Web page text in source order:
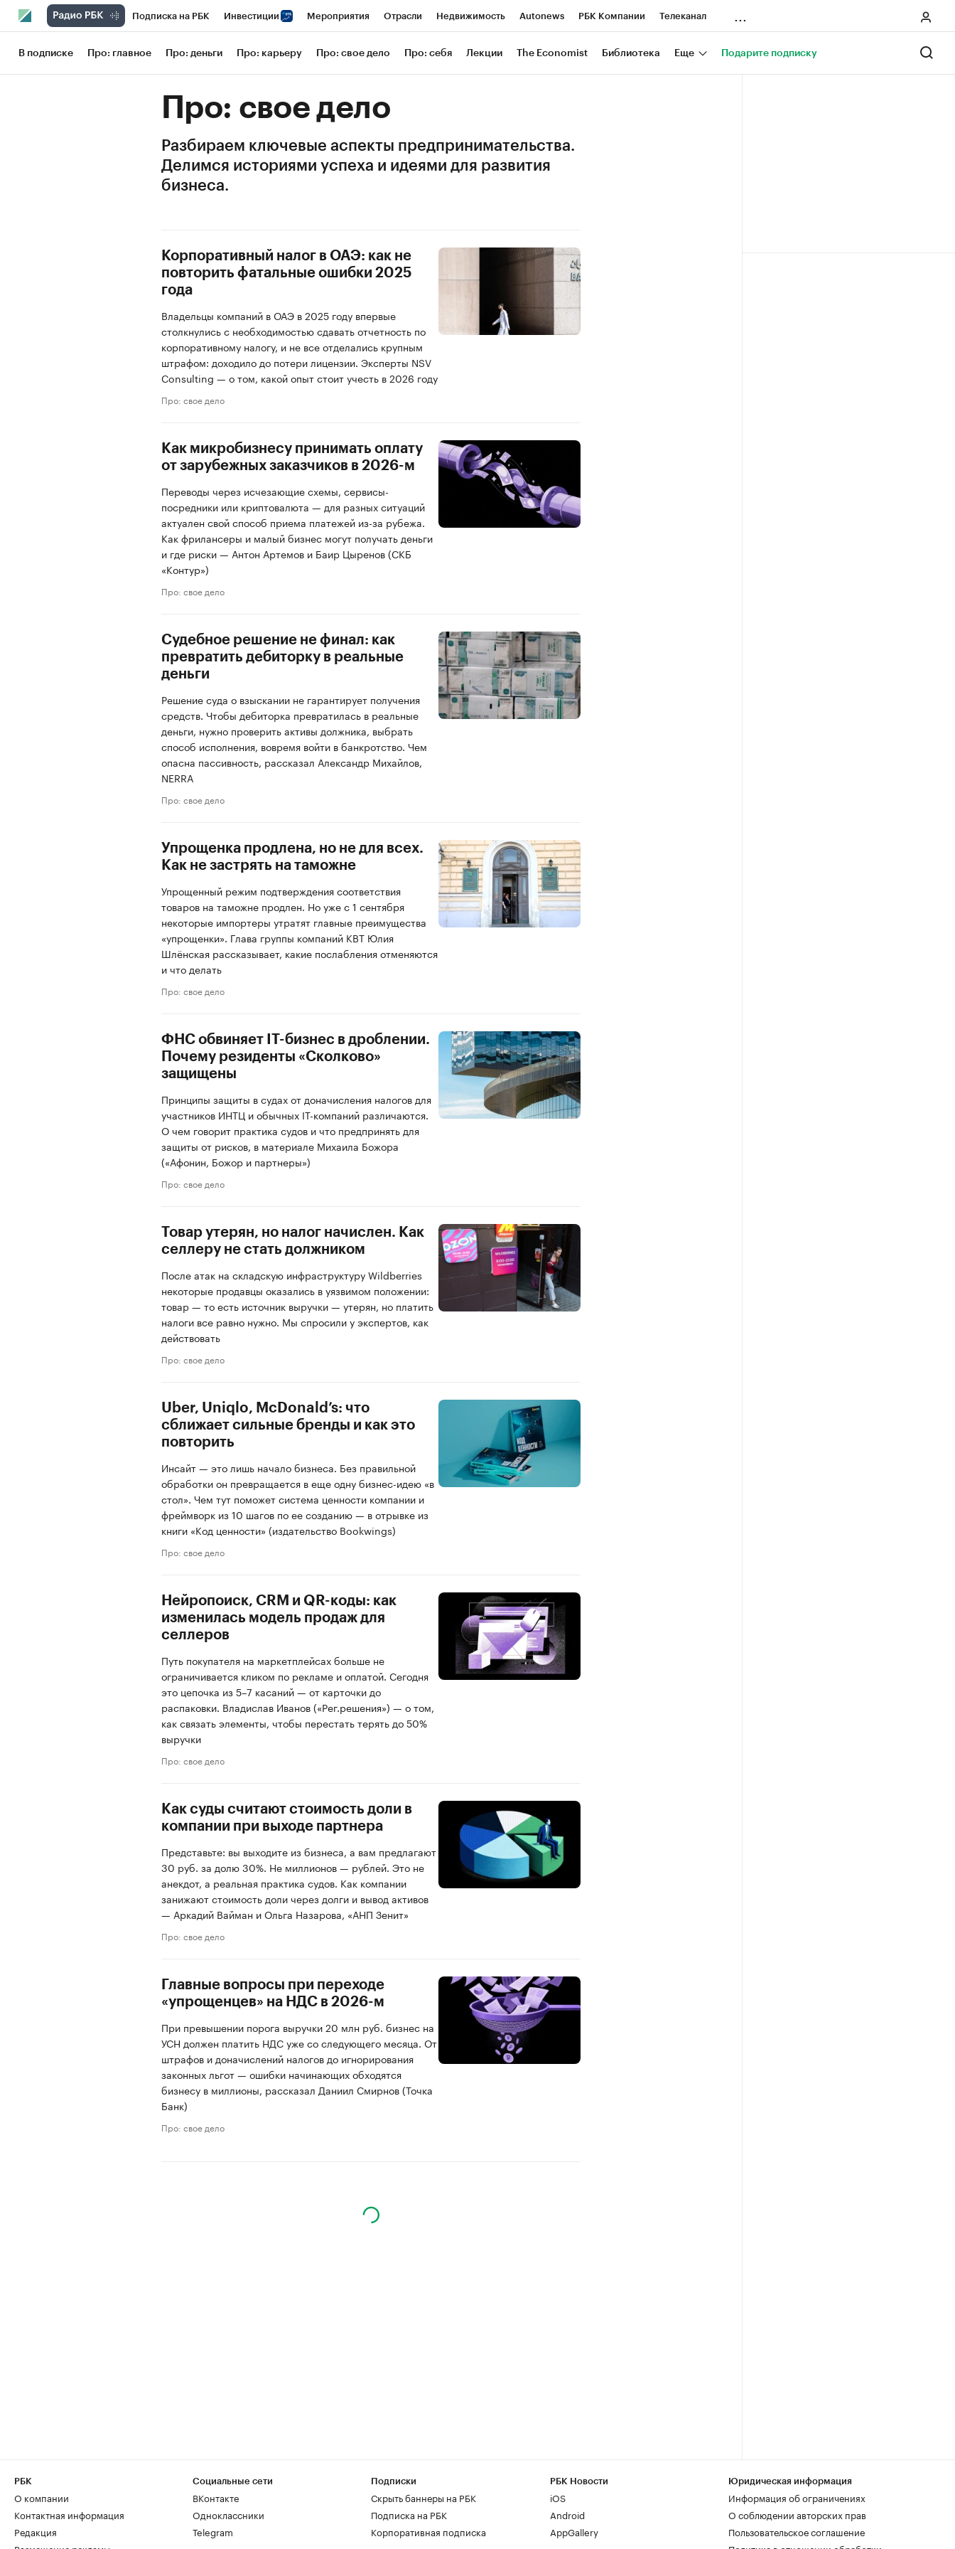
Подписка на РБК Инвестиции Мероприятия Отрасли Недвижимость Autonews РБК Компании Телеканал
РБК Вино Школа управления РБК РБК Образование РБК Курсы РБК Life Тренды Визионеры
Кредитные рейтинги Франшизы Газета Спецпроекты СПб
Проверка контрагентов Политика Экономика Бизнес Технологии и медиа Финансы
В подписке Про: главное Про: деньги Про: карьеру Про: свое дело Про: себя Лекции The Economist Библиотека Еще Подарите подписку
Про: свое дело
Разбираем ключевые аспекты предпринимательства.
Делимся историями успеха и идеями для развития
бизнеса.
Корпоративный налог в ОАЭ: как не
повторить фатальные ошибки 2025
года
Владельцы компаний в ОАЭ в 2025 году впервые
столкнулись с необходимостью сдавать отчетность по
корпоративному налогу, и не все отделались крупным
штрафом: доходило до потери лицензии. Эксперты NSV
Consulting — о том, какой опыт стоит учесть в 2026 году
Про: свое дело
Как микробизнесу принимать оплату
от зарубежных заказчиков в 2026-м
Переводы через исчезающие схемы, сервисы-
посредники или криптовалюта — для разных ситуаций
актуален свой способ приема платежей из-за рубежа.
Как фрилансеры и малый бизнес могут получать деньги
и где риски — Антон Артемов и Баир Цыренов (СКБ
«Контур»)
Про: свое дело
Судебное решение не финал: как
превратить дебиторку в реальные
деньги
Решение суда о взыскании не гарантирует получения
средств. Чтобы дебиторка превратилась в реальные
деньги, нужно проверить активы должника, выбрать
способ исполнения, вовремя войти в банкротство. Чем
опасна пассивность, рассказал Александр Михайлов,
NERRA
Про: свое дело
Упрощенка продлена, но не для всех.
Как не застрять на таможне
Упрощенный режим подтверждения соответствия
товаров на таможне продлен. Но уже с 1 сентября
некоторые импортеры утратят главные преимущества
«упрощенки». Глава группы компаний КВТ Юлия
Шлёнская рассказывает, какие послабления отменяются
и что делать
Про: свое дело
ФНС обвиняет IT-бизнес в дроблении.
Почему резиденты «Сколково»
защищены
Принципы защиты в судах от доначисления налогов для
участников ИНТЦ и обычных IT-компаний различаются.
О чем говорит практика судов и что предпринять для
защиты от рисков, в материале Михаила Божора
(«Афонин, Божор и партнеры»)
Про: свое дело
Товар утерян, но налог начислен. Как
селлеру не стать должником
После атак на складскую инфраструктуру Wildberries
некоторые продавцы оказались в уязвимом положении:
товар — то есть источник выручки — утерян, но платить
налоги все равно нужно. Мы спросили у экспертов, как
действовать
Про: свое дело
Uber, Uniqlo, McDonald’s: что
сближает сильные бренды и как это
повторить
Инсайт — это лишь начало бизнеса. Без правильной
обработки он превращается в еще одну бизнес-идею «в
стол». Чем тут поможет система ценности компании и
фреймворк из 10 шагов по ее созданию — в отрывке из
книги «Код ценности» (издательство Bookwings)
Про: свое дело
Нейропоиск, CRM и QR-коды: как
изменилась модель продаж для
селлеров
Путь покупателя на маркетплейсах больше не
ограничивается кликом по рекламе и оплатой. Сегодня
это цепочка из 5–7 касаний — от карточки до
распаковки. Владислав Иванов («Рег.решения») — о том,
как связать элементы, чтобы перестать терять до 50%
выручки
Про: свое дело
Как суды считают стоимость доли в
компании при выходе партнера
Представьте: вы выходите из бизнеса, а вам предлагают
30 руб. за долю 30%. Не миллионов — рублей. Это не
анекдот, а реальная практика судов. Как компании
занижают стоимость доли через долги и вывод активов
— Аркадий Вайман и Ольга Назарова, «АНП Зенит»
Про: свое дело
Главные вопросы при переходе
«упрощенцев» на НДС в 2026-м
При превышении порога выручки 20 млн руб. бизнес на
УСН должен платить НДС уже со следующего месяца. От
штрафов и доначислений налогов до игнорирования
законных льгот — ошибки начинающих обходятся
бизнесу в миллионы, рассказал Даниил Смирнов (Точка
Банк)
Про: свое дело
РБК
О компании
Контактная информация
Редакция
Социальные сети
ВКонтакте
Одноклассники
Telegram
Подписки
Скрыть баннеры на РБК
Подписка на РБК
Корпоративная подписка
РБК Новости
iOS
Android
AppGallery
Юридическая информация
Информация об ограничениях
О соблюдении авторских прав
Пользовательское соглашение